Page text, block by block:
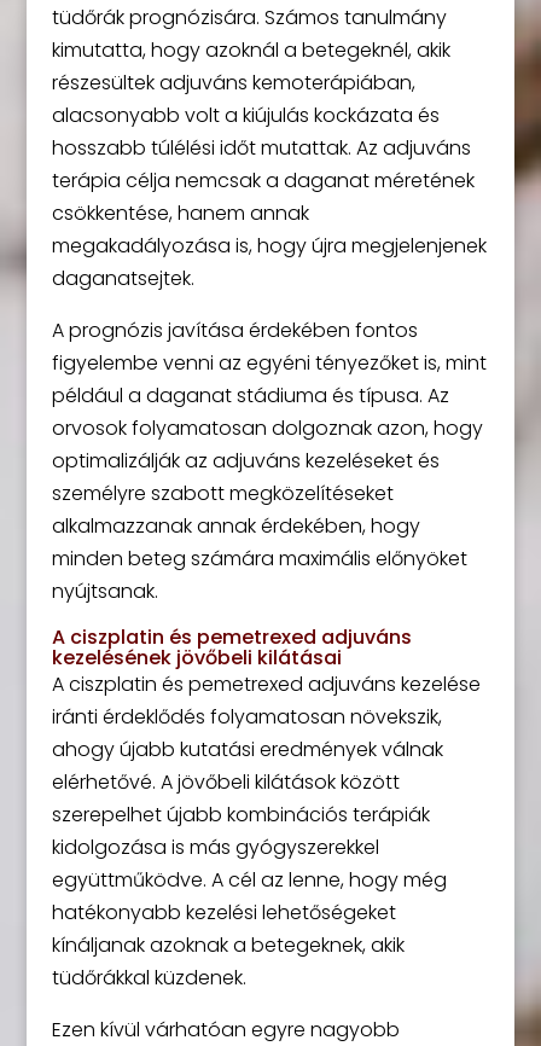
tüdőrák prognózisára. Számos tanulmány
kimutatta, hogy azoknál a betegeknél, akik
részesültek adjuváns kemoterápiában,
alacsonyabb volt a kiújulás kockázata és
hosszabb túlélési időt mutattak. Az adjuváns
terápia célja nemcsak a daganat méretének
csökkentése, hanem annak
megakadályozása is, hogy újra megjelenjenek
daganatsejtek.
A prognózis javítása érdekében fontos
figyelembe venni az egyéni tényezőket is, mint
például a daganat stádiuma és típusa. Az
orvosok folyamatosan dolgoznak azon, hogy
optimalizálják az adjuváns kezeléseket és
személyre szabott megközelítéseket
alkalmazzanak annak érdekében, hogy
minden beteg számára maximális előnyöket
nyújtsanak.
A ciszplatin és pemetrexed adjuváns
kezelésének jövőbeli kilátásai
A ciszplatin és pemetrexed adjuváns kezelése
iránti érdeklődés folyamatosan növekszik,
ahogy újabb kutatási eredmények válnak
elérhetővé. A jövőbeli kilátások között
szerepelhet újabb kombinációs terápiák
kidolgozása is más gyógyszerekkel
együttműködve. A cél az lenne, hogy még
hatékonyabb kezelési lehetőségeket
kínáljanak azoknak a betegeknek, akik
tüdőrákkal küzdenek.
Ezen kívül várhatóan egyre nagyobb